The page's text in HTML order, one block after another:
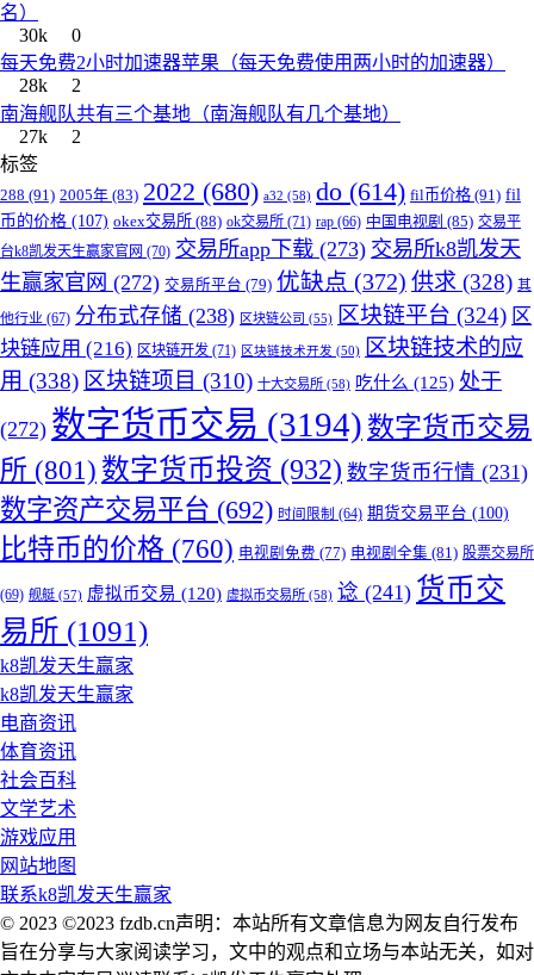
名）
30k
0
每天免费2小时加速器苹果（每天免费使用两小时的加速器）
28k
2
南海舰队共有三个基地（南海舰队有几个基地）
27k
2
标签
288 (91) 2005年 (83) 2022 (680) a32 (58) do (614) fil币价格 (91) fil
币的价格 (107) okex交易所 (88) ok交易所 (71) rap (66) 中国电视剧 (85) 交易平
台k8凯发天生赢家官网 (70) 交易所app下载 (273) 交易所k8凯发天
生赢家官网 (272) 交易所平台 (79) 优缺点 (372) 供求 (328) 其
他行业 (67) 分布式存储 (238) 区块链公司 (55) 区块链平台 (324) 区
块链应用 (216) 区块链开发 (71) 区块链技术开发 (50)
区块链技术的应
用 (338) 区块链项目 (310) 十大交易所 (58) 吃什么 (125) 处于
(272) 数字货币交易 (3194) 数字货币交易
所 (801) 数字货币投资 (932) 数字货币行情 (231)
数字资产交易平台 (692) 时间限制 (64) 期货交易平台 (100)
比特币的价格 (760) 电视剧免费 (77) 电视剧全集 (81) 股票交易所
(69) 舰艇 (57) 虚拟币交易 (120) 虚拟币交易所 (58) 谂 (241) 货币交
易所 (1091)
k8凯发天生赢家
k8凯发天生赢家
电商资讯
体育资讯
社会百科
文学艺术
游戏应用
网站地图
联系k8凯发天生赢家
© 2023 ©2023 fzdb.cn声明：本站所有文章信息为网友自行发布
旨在分享与大家阅读学习，文中的观点和立场与本站无关，如对